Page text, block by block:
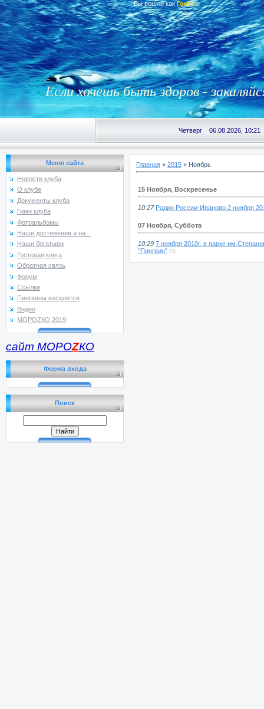
Вы вошли как Гость
Если хочешь быть здоров -
Четверг 06.08.2026, 10:21
Меню сайта
Новости клуба
О клубе
Документы клуба
Гимн клуба
Фотоальбомы
Наши достижения и на...
Наши богатыри
Гостевая книга
Обратная связь
Форум
Ссылки
Пингвины веселятся
Видео
МОРОZКО 2019
сайт МОРОZКО
Форма входа
Поиск
Главная » 2015 » Ноябрь
15 Ноября, Воскресенье
10:27 Радио России-Иваново 2 ноября
07 Ноября, Суббота
10:29 7 ноября 2010г. в парке
"Пингвин" (0)